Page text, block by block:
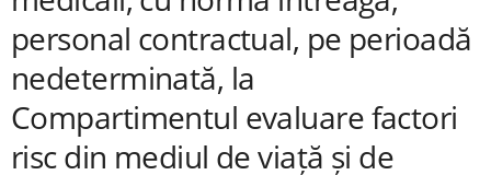
personal contractual, pe perioadă
nedeterminată, la
Compartimentul evaluare factori
risc din mediul de viață și de